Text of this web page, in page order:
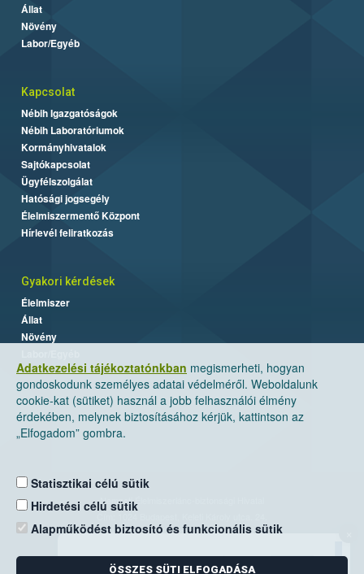
Adatkezelési tájékoztatónkban megismerheti, hogyan
gondoskodunk személyes adatai védelméről. Weboldalunk
cookie-kat (sütiket) használ a jobb felhasználói élmény
érdekében, melynek biztosításához kérjük, kattintson az
„Elfogadom” gombra.
Statisztikai célú sütik
Hirdetési célú sütik
Alapműködést biztosító és funkcionális sütik
ÖSSZES SÜTI ELFOGADÁSA
Állat
Növény
Labor/Egyéb
Kapcsolat
Nébih Igazgatóságok
Nébih Laboratóriumok
Kormányhivatalok
Sajtókapcsolat
Ügyfélszolgálat
Hatósági jogsegély
Élelmiszermentő Központ
Hírlevél feliratkozás
Gyakori kérdések
Élelmiszer
Állat
Növény
Nemzeti Élelmiszerlánc-biztonsági Hivatal
Levelezési cím: 1525 Budapest. Pf. 30.